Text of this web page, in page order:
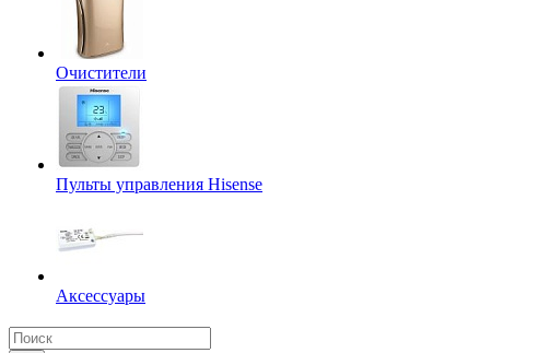
Очистители
Пульты управления Hisense
Аксессуары